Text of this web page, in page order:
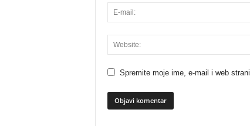
Spremite moje ime, e-mail i web